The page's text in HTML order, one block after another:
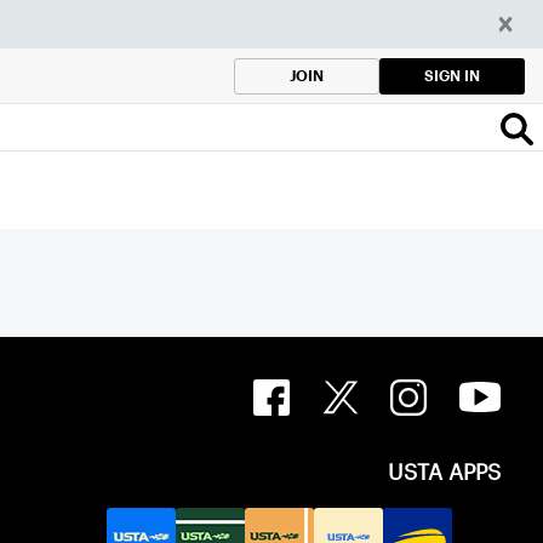
JOIN SIGN IN
USTA APPS